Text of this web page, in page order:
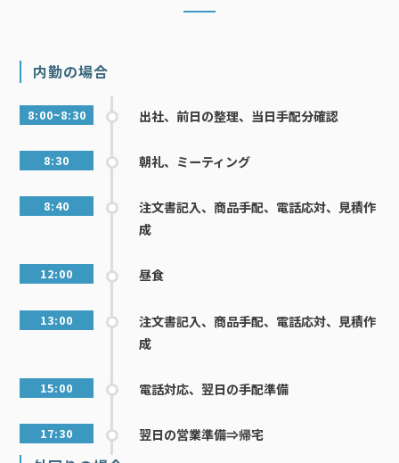
内勤の場合
8:00~8:30 出社、前日の整理、当日手配分確認
8:30 朝礼、ミーティング
8:40
注文書記入、商品手配、電話応対、見積作
成
12:00 昼食
13:00
注文書記入、商品手配、電話応対、見積作
成
15:00 電話対応、翌日の手配準備
17:30 翌日の営業準備⇒帰宅